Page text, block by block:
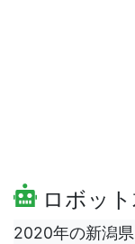
ロボッ
2020年の新潟